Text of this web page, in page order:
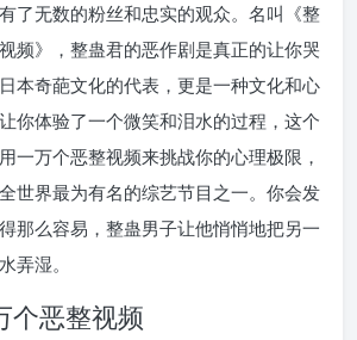
了无数的粉丝和忠实的观众。名叫《整
频》，整蛊君的恶作剧是真正的让你哭
本奇葩文化的代表，更是一种文化和心
你体验了一个微笑和泪水的过程，这个
一万个恶整视频来挑战你的心理极限，
世界最为有名的综艺节目之一。你会发
那么容易，整蛊男子让他悄悄地把另一
弄湿。
个恶整视频